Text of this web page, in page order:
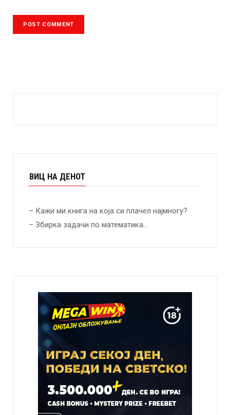
ВИЦ НА ДЕНОТ
– Кажи ми книга на која си плачел најмногу?
– Збирка задачи по математика…